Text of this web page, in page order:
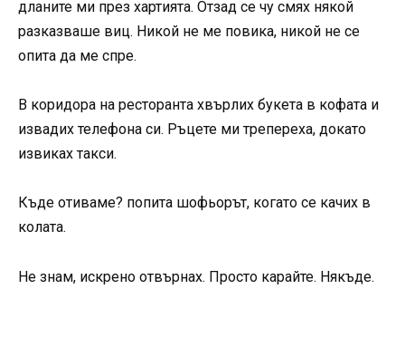
дланите ми през хартията. Отзад се чу смях някой
разказваше виц. Никой не ме повика, никой не се
опита да ме спре.
В коридора на ресторанта хвърлих букета в кофата и
извадих телефона си. Ръцете ми трепереха, докато
извиках такси.
Къде отиваме? попита шофьорът, когато се качих в
колата.
Не знам, искрено отвърнах. Просто карайте. Някъде.